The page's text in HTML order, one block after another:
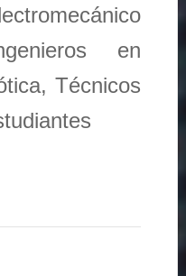
en
Técnicos